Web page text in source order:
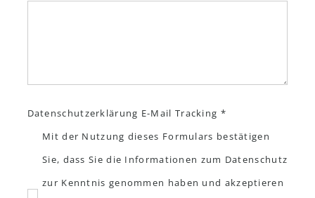
Datenschutzerklärung E-Mail Tracking *
Mit der Nutzung dieses Formulars bestätigen
Sie, dass Sie die Informationen zum Datenschutz
zur Kenntnis genommen haben und akzeptieren